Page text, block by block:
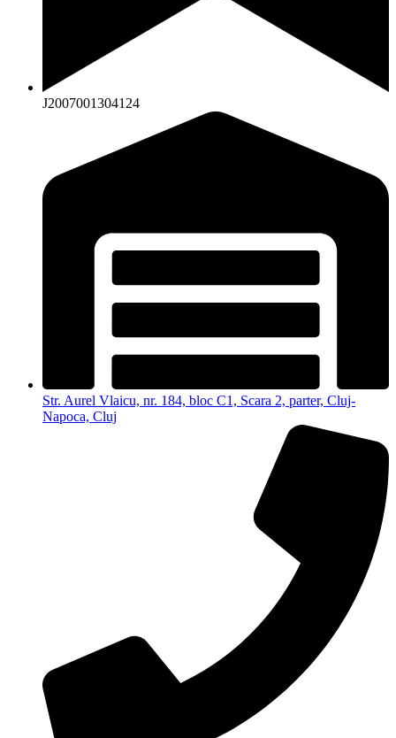
J2007001304124
Str. Aurel Vlaicu, nr. 184, bloc C1, Scara 2, parter, Cluj-
Napoca, Cluj